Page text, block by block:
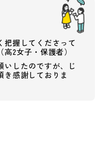
把握してくださって
2女子・保護者）
いしたのですが、じ
き感謝しておりま